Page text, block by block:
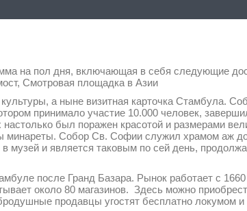
на пол дня, включающая в себя следующие
Смотровая площадка в Азии
культуры, а ныне визитная карточка Стамбула.
принимало участие 10.000 человек,
был поражен красотой и размерами
минареты. Собор Св. Софии служил храмом аж
музей и является таковым по сей день,
после Гранд Базара. Рынок работает с
около 80 магазинов. Здесь можно
продавцы угостят бесплатно локумом и